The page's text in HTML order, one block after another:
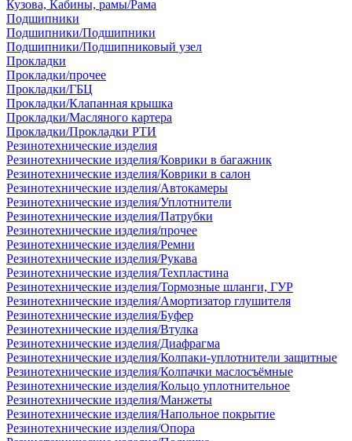
Кузова, Кабины, рамы/Рама
Подшипники
Подшипники/Подшипники
Подшипники/Подшипниковый узел
Прокладки
Прокладки/прочее
Прокладки/ГБЦ
Прокладки/Клапанная крышка
Прокладки/Масляного картера
Прокладки/Прокладки РТИ
Резинотехнические изделия
Резинотехнические изделия/Коврики в багажник
Резинотехнические изделия/Коврики в салон
Резинотехнические изделия/Автокамеры
Резинотехнические изделия/Уплотнители
Резинотехнические изделия/Патрубки
Резинотехнические изделия/прочее
Резинотехнические изделия/Ремни
Резинотехнические изделия/Рукава
Резинотехнические изделия/Техпластина
Резинотехнические изделия/Тормозные шланги, ГУР
Резинотехнические изделия/Амортизатор глушителя
Резинотехнические изделия/Буфер
Резинотехнические изделия/Втулка
Резинотехнические изделия/Диафрагма
Резинотехнические изделия/Колпаки-уплотнители защитные
Резинотехнические изделия/Колпачки маслосъёмные
Резинотехнические изделия/Кольцо уплотнительное
Резинотехнические изделия/Манжеты
Резинотехнические изделия/Напольное покрытие
Резинотехнические изделия/Опора